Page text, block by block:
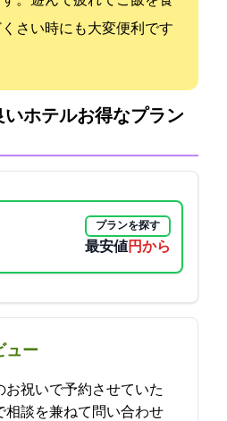
さい時にも大変便利です
ホテル:お得なプラン
プランを探す
最安値16500円から
ュー
お祝いで予約させていた
相談を兼ねて問い合わせ